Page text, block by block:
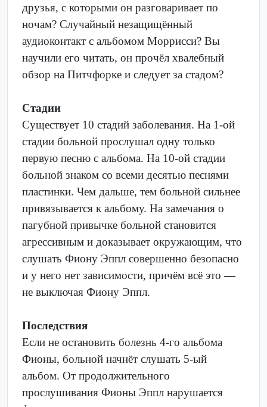
друзья, с которыми он разговаривает по
ночам? Случайный незащищённый
аудиоконтакт с альбомом Моррисси? Вы
научили его читать, он прочёл хвалебный
обзор на Питчфорке и следует за стадом?
Стадии
Существует 10 стадий заболевания. На 1-ой
стадии больной прослушал одну только
первую песню с альбома. На 10-ой стадии
больной знаком со всеми десятью песнями
пластинки. Чем дальше, тем больной сильнее
привязывается к альбому. На замечания о
пагубной привычке больной становится
агрессивным и доказывает окружающим, что
слушать Фиону Эппл совершенно безопасно
и у него нет зависимости, причём всё это —
не выключая Фиону Эппл.
Последствия
Если не остановить болезнь 4-го альбома
Фионы, больной начнёт слушать 5-ый
альбом. От продолжительного
прослушивания Фионы Эппл нарушается